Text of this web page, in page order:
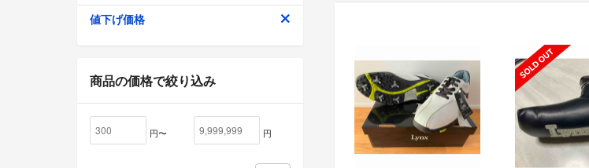
値下げ価格
商品の価格で絞り込み
円〜 円